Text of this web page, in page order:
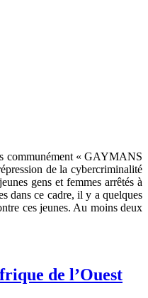
communément « GAYMANS
de la cybercriminalité
gens et femmes arrêtés à
dans ce cadre, il y a quelques
ces jeunes. Au moins deux
de l’Ouest